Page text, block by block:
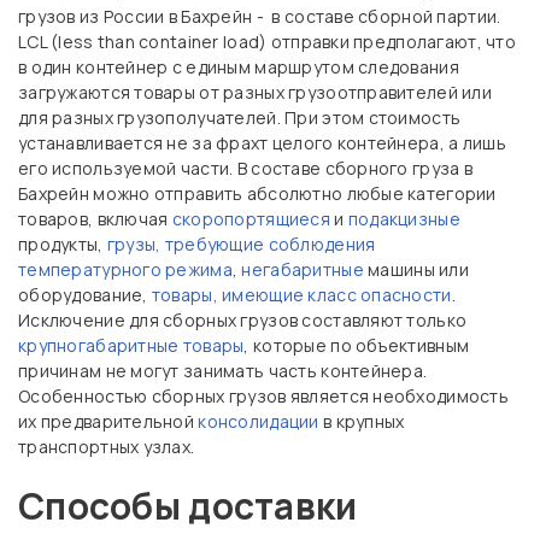
грузов из России в Бахрейн - в составе сборной партии.
LCL (less than container load) отправки предполагают, что
в один контейнер с единым маршрутом следования
загружаются товары от разных грузоотправителей или
для разных грузополучателей. При этом стоимость
устанавливается не за фрахт целого контейнера, а лишь
его используемой части. В составе сборного груза в
Бахрейн можно отправить абсолютно любые категории
товаров, включая скоропортящиеся и подакцизные
продукты, грузы, требующие соблюдения
температурного режима,негабаритные машины или
оборудование, товары, имеющие класс опасности.
Исключение для сборных грузов составляют только
крупногабаритные товары, которые по объективным
причинам не могут занимать часть контейнера.
Особенностью сборных грузов является необходимость
их предварительнойконсолидации в крупных
транспортных узлах.
Способы доставки